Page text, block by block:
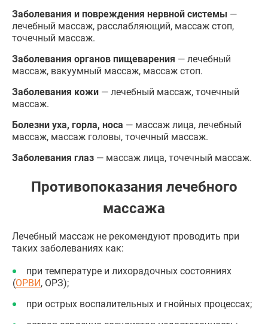
Заболевания и повреждения нервной системы —
лечебный массаж, расслабляющий, массаж стоп,
точечный массаж.
Заболевания органов пищеварения — лечебный
массаж, вакуумный массаж, массаж стоп.
Заболевания кожи — лечебный массаж, точечный
массаж.
Болезни уха, горла, носа — массаж лица, лечебный
массаж, массаж головы, точечный массаж.
Заболевания глаз — массаж лица, точечный массаж.
Противопоказания лечебного
массажа
Лечебный массаж не рекомендуют проводить при
таких заболеваниях как:
при температуре и лихорадочных состояниях
(ОРВИ, ОРЗ);
при острых воспалительных и гнойных процессах;